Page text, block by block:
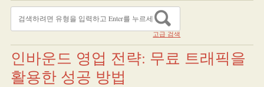
고급 검색
인바운드 영업 전략: 무료 트래픽을
활용한 성공 방법